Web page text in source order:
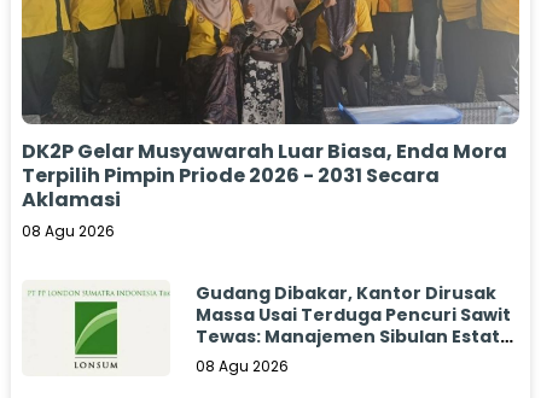
DK2P Gelar Musyawarah Luar Biasa, Enda Mora
Terpilih Pimpin Priode 2026 - 2031 Secara
Aklamasi
08 Agu 2026
Gudang Dibakar, Kantor Dirusak
Massa Usai Terduga Pencuri Sawit
Tewas: Manajemen Sibulan Estate
Bungkam
08 Agu 2026